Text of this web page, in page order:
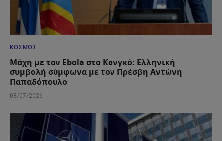
ΚΌΣΜΟΣ
Μάχη με τον Ebola στο Κονγκό: Ελληνική
συμβολή σύμφωνα με τον Πρέσβη Αντώνη
Παπαδόπουλο
08/07/2026